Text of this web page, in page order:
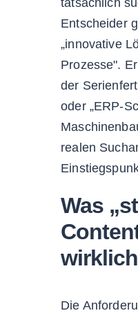
Entscheider
„innovative
Prozesse".
der
oder „ERP-
realen
Was
Die